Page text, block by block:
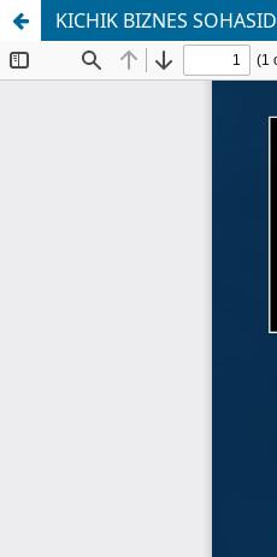
KICHIK BIZNES